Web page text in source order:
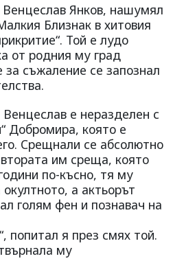
Янков, нашумял
Близнак в хитовия
Той е лудо
от родния му град
за съжаление се запознал
е неразделен с
Добромира, която е
Срещнали се абсолютно
им среща, която
по-късно, тя му
а актьорът
голям фен и познавач на
попитал я през смях той.
му